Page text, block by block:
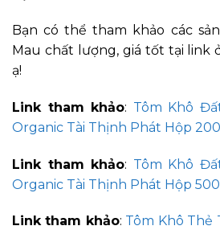
Bạn có thể tham khảo các
Mau chất lượng, giá tốt tại link
ạ!
Link tham khảo: Tôm Khô
Organic Tài Thịnh Phát Hộp
Link tham khảo: Tôm Khô
Organic Tài Thịnh Phát Hộp
Link tham khảo: Tôm Khô Thẻ